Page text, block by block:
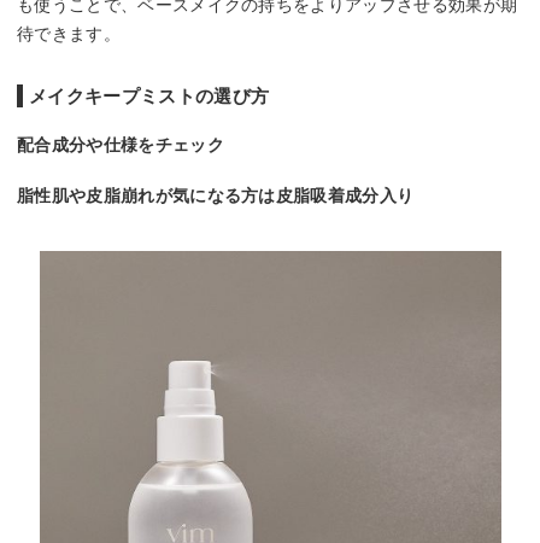
も使うことで、ベースメイクの持ちをよりアップさせる効果が期
待できます。
メイクキープミストの選び方
配合成分や仕様をチェック
脂性肌や皮脂崩れが気になる方は皮脂吸着成分入り